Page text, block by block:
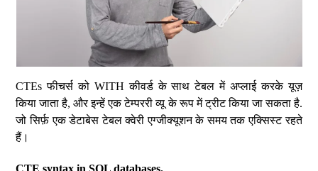
CTEs फीचर्स को WITH कीवर्ड के साथ टेबल में अप्लाई करके यूज़
किया जाता है, और इन्हें एक टेम्पररी व्यू के रूप में ट्रीट किया जा सकता है.
जो सिर्फ़ एक डेटाबेस टेबल क्वेरी एग्जीक्यूशन के समय तक एक्सिस्ट रहते
हैं।
CTE syntax in SQL databases.